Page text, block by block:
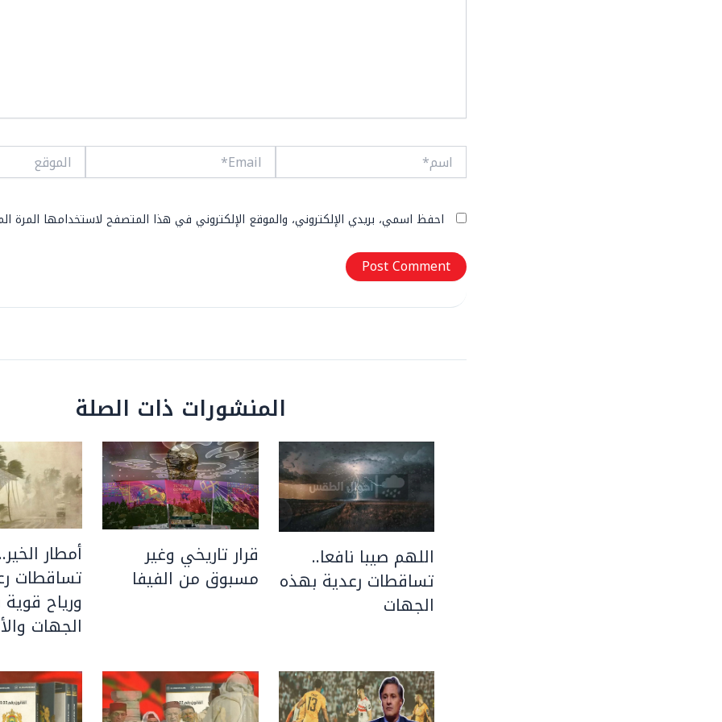
اسم* Email* الموقع
احفظ اسمي، بريدي الإلكتروني، والموقع الإلكتروني في هذا المتصفح لاستخدامها المرة
المنشورات ذات الصلة
اللهم صيبا نافعا..
تساقطات رعدية بهذه
الجهات
قرار تاريخي وغير
مسبوق من الفيفا
أمطار الخير..
تساقطات
ورياح
الجهات